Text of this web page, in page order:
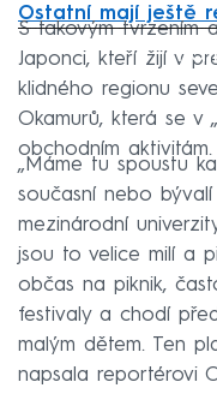
Ostatní mají ještě
S takovým tvrzením
Japonci, kteří žijí v
klidného regionu
Okamurů, která se v
obchodním aktivitám.
„Máme tu spoustu
současní nebo
mezinárodní
jsou to velice milí a
občas na piknik,
festivaly a chodí
malým dětem. Ten
napsala reportérovi